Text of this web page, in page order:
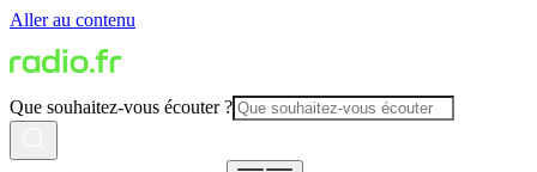
Aller au contenu
Que souhaitez-vous écouter ?